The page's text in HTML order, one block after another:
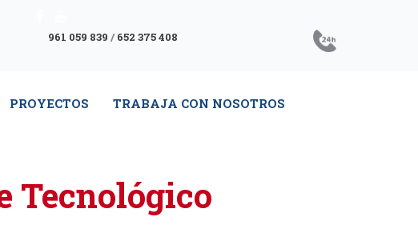
961 059 839 / 652 375 408
PROYECTOS TRABAJA CON NOSOTROS
Tecnológico